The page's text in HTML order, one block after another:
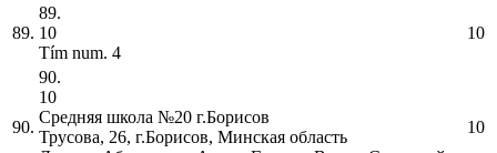
89.
89.
10
Tím num. 4
10
90.
90.
10
Средняя школа №20 г.Борисов
Трусова, 26, г.Борисов, Минская область
10